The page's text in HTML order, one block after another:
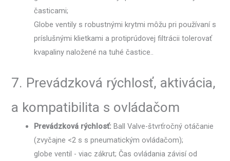
časticami;
Globe ventily s robustnými krytmi môžu pri používaní s
príslušnými klietkami a protiprúdovej filtrácii tolerovať
kvapaliny naložené na tuhé častice..
7. Prevádzková rýchlosť, aktivácia,
a kompatibilita s ovládačom
Prevádzková rýchlosť: Ball Valve-štvrťročný otáčanie
(zvyčajne <2 s s pneumatickým ovládačom);
globe ventil - viac zákrut; Čas ovládania závisí od